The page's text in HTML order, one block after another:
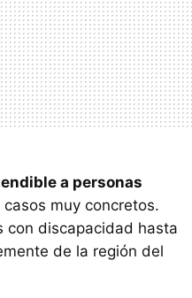
a personas
casos muy concretos.
con discapacidad hasta
de la región del